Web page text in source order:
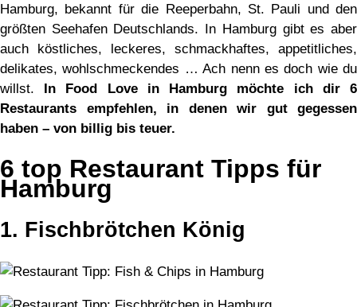
Hamburg, bekannt für die Reeperbahn, St. Pauli und den
größten Seehafen Deutschlands. In Hamburg gibt es aber
auch köstliches, leckeres, schmackhaftes, appetitliches,
delikates, wohlschmeckendes … Ach nenn es doch wie du
willst. In Food Love in Hamburg möchte ich dir 6
Restaurants empfehlen, in denen wir gut gegessen
haben – von billig bis teuer.
6 top Restaurant Tipps für
Hamburg
1. Fischbrötchen König